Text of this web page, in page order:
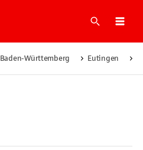
Suche
Baden-Württemberg Eutingen